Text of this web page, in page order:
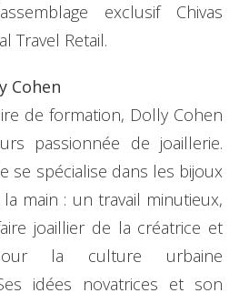
exclusif Chivas
Travel Retail.
Cohen
de formation, Dolly Cohen
passionnée de joaillerie.
se spécialise dans les bijoux
main : un travail minutieux,
joaillier de la créatrice et
la culture urbaine
idées novatrices et son